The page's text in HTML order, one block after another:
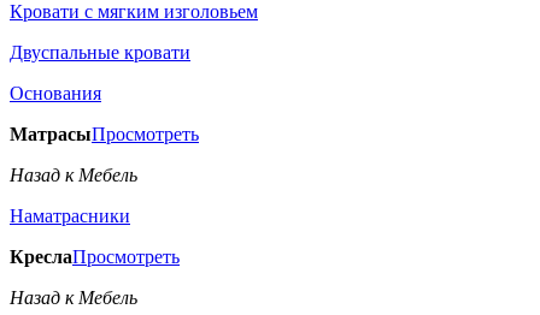
Кровати с мягким изголовьем
Двуспальные кровати
Основания
МатрасыПросмотреть
Назад к Мебель
Наматрасники
КреслаПросмотреть
Назад к Мебель